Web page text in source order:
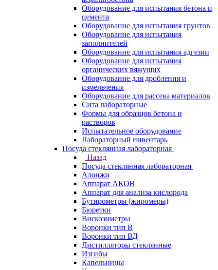
Оборудование для испытания бетона и
цемента
Оборудование для испытания грунтов
Оборудование для испытания
заполнителей
Оборудование для испытания адгезии
Оборудование для испытания
органических вяжущих
Оборудование для дробления и
измельчения
Оборудование для рассева материалов
Сита лабораторные
Формы для образцов бетона и
растворов
Испытательное оборудование
Лабораторный инвентарь
Посуда стеклянная лабораторная
Назад
Посуда стеклянная лабораторная
Алонжи
Аппарат АКОВ
Аппарат для анализа кислорода
Бутирометры (жиромеры)
Бюретки
Вискозиметры
Воронки тип В
Воронки тип ВД
Дистилляторы стеклянные
Изгибы
Капельницы